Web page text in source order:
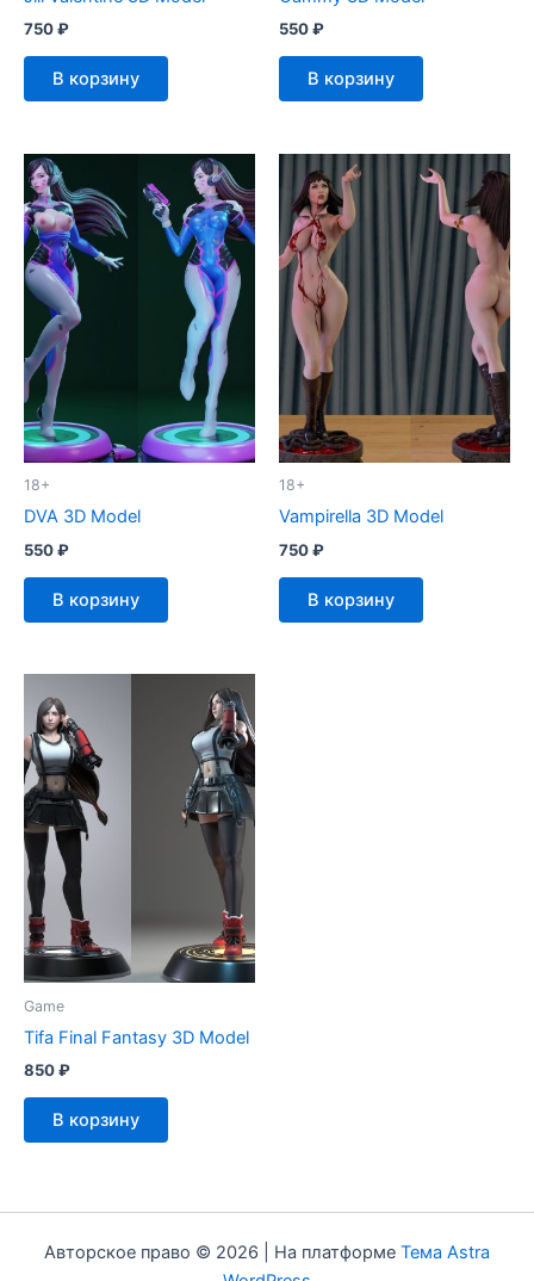
750₽
В корзину
550₽
В корзину
18+
DVA 3D Model
550₽
В корзину
18+
Vampirella 3D Model
750₽
В корзину
Game
Tifa Final Fantasy 3D Model
850₽
В корзину
Авторское право © 2026 | На платформе Тема Astra